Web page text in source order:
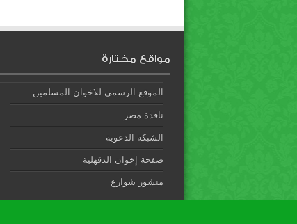
مواقع مختارة
الموقع الرسمي للاخوان المسلمين
نافذة مصر
الشبكة الدعوية
صفحة إخوان الدقهلية
منشور شوارع